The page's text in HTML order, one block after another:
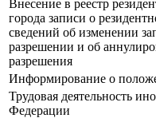
Внесение в реестр
города записи о
сведений об изменении
разрешении и об
разрешения
Информирование о
Трудовая деятельность
Федерации